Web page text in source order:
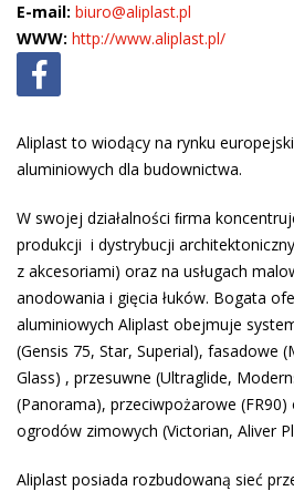
E-mail: biuro@aliplast.pl
WWW: http://www.aliplast.pl/
Aliplast to wiodący na rynku
aluminiowych dla budownictwa.
W swojej działalności ﬁrma
produkcji i dystrybucji
z akcesoriami) oraz na usługach
anodowania i gięcia łuków. Bogata
aluminiowych Aliplast obejmuje
(Gensis 75, Star, Superial), fasadowe
Glass) , przesuwne (Ultraglide,
(Panorama), przeciwpożarowe
ogrodów zimowych (Victorian, Aliver
Aliplast posiada rozbudowaną sieć